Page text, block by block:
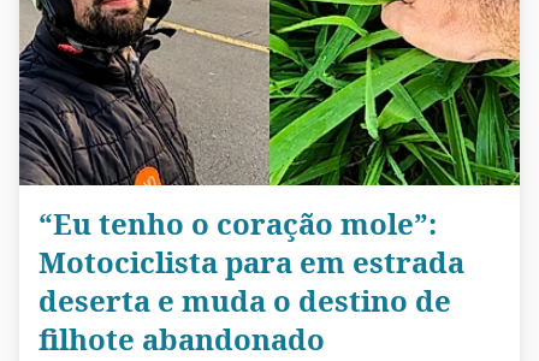
“Eu tenho o coração mole”:
Motociclista para em estrada
deserta e muda o destino de
filhote abandonado